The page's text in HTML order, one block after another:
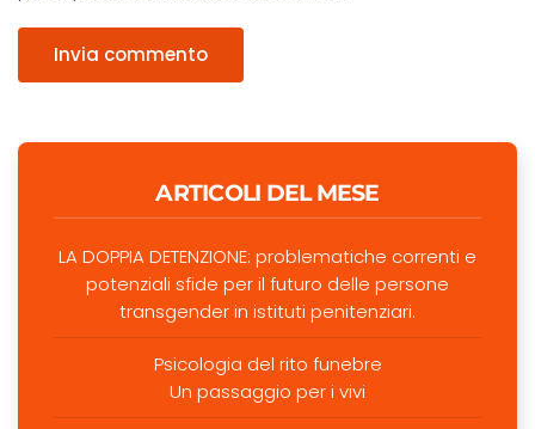
Invia commento
ARTICOLI DEL MESE
LA DOPPIA DETENZIONE: problematiche correnti e
potenziali sfide per il futuro delle persone
transgender in istituti penitenziari.
Psicologia del rito funebre
Un passaggio per i vivi